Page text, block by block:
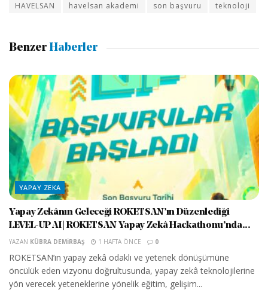
HAVELSAN
havelsan akademi son başvuru teknoloji
Benzer Haberler
YAPAY ZEKA
Yapay Zekânın Geleceği ROKETSAN’ın Düzenlediği
LEVEL-UP AI | ROKETSAN Yapay Zekâ Hackathonu’nda...
YAZAN KÜBRA DEMIRBAŞ 1 HAFTA ÖNCE 0
ROKETSAN’ın yapay zekâ odaklı ve yetenek dönüşümüne
öncülük eden vizyonu doğrultusunda, yapay zekâ teknolojilerine
yön verecek yeteneklerine yönelik eğitim, gelişim...